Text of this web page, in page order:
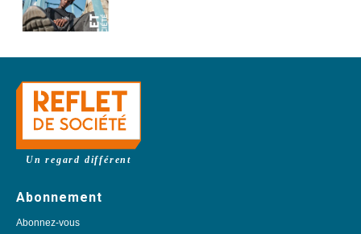
Un regard différent
Abonnement
Abonnez-vous